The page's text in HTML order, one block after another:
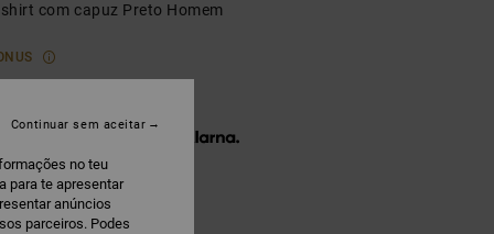
com capuz Preto Homem
Black
no teu
para te apresentar
anúncios
parceiros. Podes
Continuar sem aceitar